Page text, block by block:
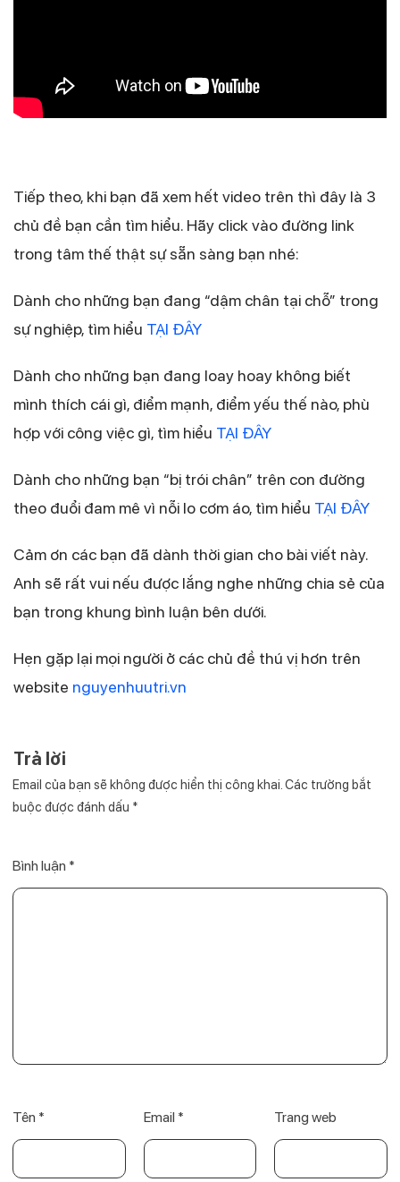
Tiếp theo, khi bạn đã xem hết video trên thì đây là 3
chủ đề bạn cần tìm hiểu. Hãy click vào đường link
trong tâm thế thật sự sẵn sàng bạn nhé:
Dành cho những bạn đang “dậm chân tại chỗ” trong
sự nghiệp, tìm hiểu TẠI ĐÂY
Dành cho những bạn đang loay hoay không biết
mình thích cái gì, điểm mạnh, điểm yếu thế nào, phù
hợp với công việc gì, tìm hiểu TẠI ĐÂY
Dành cho những bạn “bị trói chân” trên con đường
theo đuổi đam mê vì nỗi lo cơm áo, tìm hiểu TẠI ĐÂY
Cảm ơn các bạn đã dành thời gian cho bài viết này.
Anh sẽ rất vui nếu được lắng nghe những chia sẻ của
bạn trong khung bình luận bên dưới.
Hẹn gặp lại mọi người ở các chủ đề thú vị hơn trên
website nguyenhuutri.vn
Trả lời
Email của bạn sẽ không được hiển thị công khai. Các trường bắt
buộc được đánh dấu *
Bình luận *
Tên * Email * Trang web